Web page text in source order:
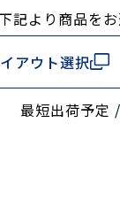
記より商品を
アウト選択
最短出荷予定 /